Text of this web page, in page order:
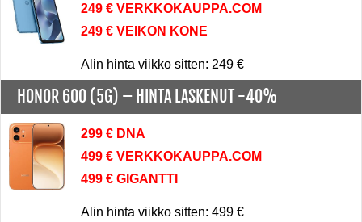
249 € VERKKOKAUPPA.COM
249 € VEIKON KONE
Alin hinta viikko sitten: 249 €
HONOR 600 (5G) – HINTA LASKENUT -40%
299 € DNA
499 € VERKKOKAUPPA.COM
499 € GIGANTTI
Alin hinta viikko sitten: 499 €